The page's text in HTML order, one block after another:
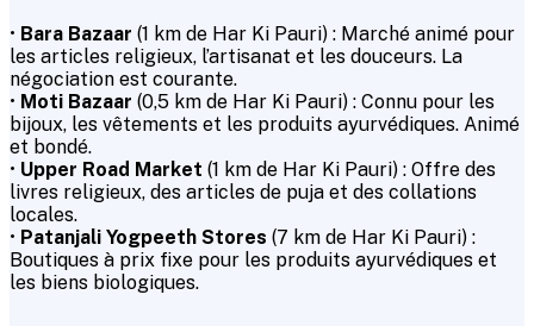
• Bara Bazaar (1 km de Har Ki Pauri) : Marché animé pour
les articles religieux, l’artisanat et les douceurs. La
négociation est courante.
• Moti Bazaar (0,5 km de Har Ki Pauri) : Connu pour les
bijoux, les vêtements et les produits ayurvédiques. Animé
et bondé.
• Upper Road Market (1 km de Har Ki Pauri) : Offre des
livres religieux, des articles de puja et des collations
locales.
• Patanjali Yogpeeth Stores (7 km de Har Ki Pauri) :
Boutiques à prix fixe pour les produits ayurvédiques et
les biens biologiques.